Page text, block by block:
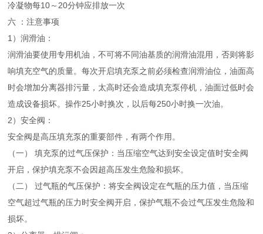
冷凝物每10～20分钟应排放一次
六 ：注意事项
1）润滑油：
润滑油要使用专用机油，不可将不同油基质的润滑油混用，否则将影
响填充空气的质量。每次开启填充泵之前必须检查润滑油位，油面高
时会增加分离器排污量，太高时还会造成填充泵停机，油面过低时会
造成设备损坏。操作25小时换次，以后每250小时换一次油。
2）安全阀：
安全阀是高压填充泵的重要部件，有两个作用。
（一） 填充泵的过气压保护：当压缩空气达到安全设定值时安全阀
开启，保护填充泵不会因超高压发生危险和损坏。
（二） 过气瓶的气压保护：将安全阀设定在气瓶的压力值，当压缩
空气超过气瓶的压力时安全阀开启，保护气瓶不会过气压发生危险和
损坏。